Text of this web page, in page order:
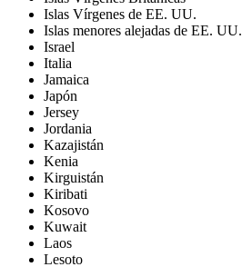
Islas Vírgenes de EE. UU.
Islas menores alejadas de EE. UU.
Israel
Italia
Jamaica
Japón
Jersey
Jordania
Kazajistán
Kenia
Kirguistán
Kiribati
Kosovo
Kuwait
Laos
Lesoto